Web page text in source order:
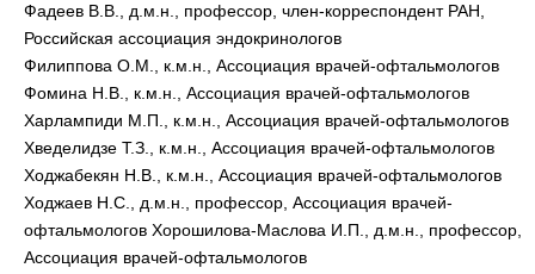
Фадеев В.В., д.м.н., профессор, член-корреспондент РАН,
Российская ассоциация эндокринологов
Филиппова О.М., к.м.н., Ассоциация врачей-офтальмологов
Фомина Н.В., к.м.н., Ассоциация врачей-офтальмологов
Харлампиди М.П., к.м.н., Ассоциация врачей-офтальмологов
Хведелидзе Т.З., к.м.н., Ассоциация врачей-офтальмологов
Ходжабекян Н.В., к.м.н., Ассоциация врачей-офтальмологов
Ходжаев Н.С., д.м.н., профессор, Ассоциация врачей-
офтальмологов Хорошилова-Маслова И.П., д.м.н., профессор,
Ассоциация врачей-офтальмологов